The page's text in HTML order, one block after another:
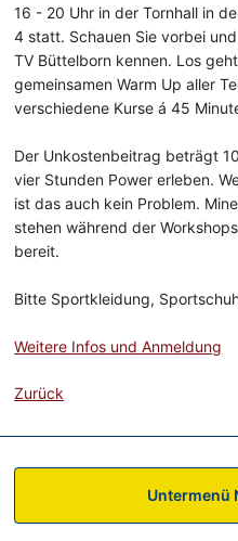
16 - 20 Uhr in der Tornhall in
4 statt. Schauen Sie vorbei
TV Büttelborn kennen. Los
gemeinsamen Warm Up aller
verschiedene Kurse á 45
Der Unkostenbeitrag beträgt
vier Stunden Power erleben.
ist das auch kein Problem.
stehen während der
bereit.
Bitte Sportkleidung,
Weitere Infos und Anmeldung
Zurück
Untermenü